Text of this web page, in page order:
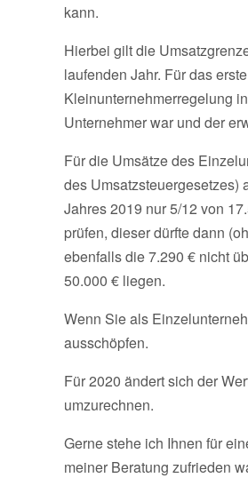
kann.
Hierbei gilt die
laufenden Jahr. Für das
Kleinunternehmerregelung
Unternehmer war und der
Für die Umsätze des
des Umsatzsteuergesetzes)
Jahres 2019 nur 5/12 von
prüfen, dieser dürfte dann
ebenfalls die 7.290 € nicht
50.000 € liegen.
Wenn Sie als
ausschöpfen.
Für 2020 ändert sich der
umzurechnen.
Gerne stehe ich Ihnen für
meiner Beratung zufrieden